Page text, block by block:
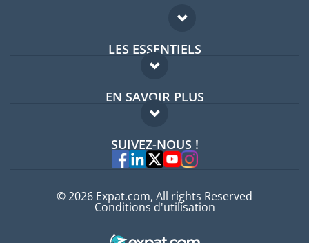
LES ESSENTIELS
Forum expatriés
Guides pays
EN SAVOIR PLUS
FAQ
Experts
SUIVEZ-NOUS !
© 2026 Expat.com, All rights Reserved
Conditions d'utilisation